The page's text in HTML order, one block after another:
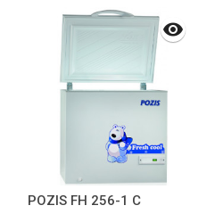
POZIS FH 256-1 С